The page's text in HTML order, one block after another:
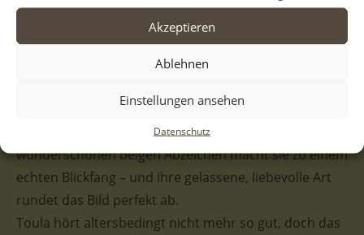
Akzeptieren
Ablehnen
Einstellungen ansehen
Datenschutz
Toula ist eine liebe, ruhige und freundliche Hündin,
die mit ihrem sanften Blick und ihrem warmen Wesen
sofort berührt. Sie begegnet Menschen offen und
Hunden. Auch Katzen konnte sie bereits
kennenlernen. Ihr schwarzes Fell mit den
wunderschönen beigen Abzeichen macht sie zu einem
echten Blickfang – und ihre gelassene, liebevolle Art
rundet das Bild perfekt ab.
Toula hört altersbedingt nicht mehr so gut, doch das